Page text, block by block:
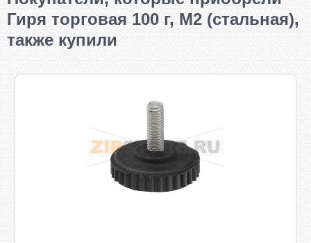
Гиря торговая 100 г, М2 (стальная),
также купили